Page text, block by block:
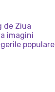
de Ziua
imagini
populare